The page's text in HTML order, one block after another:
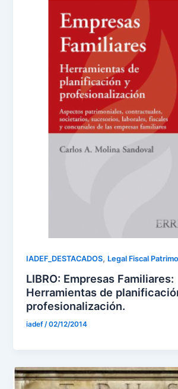
IADEF_DESTACADOS, Legal Fiscal
LIBRO: Empresas Familiares:
Herramientas de
profesionalización.
iadef/02/12/2014